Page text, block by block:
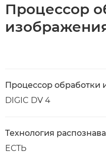
Процессор
Процессор обработки
DIGIC DV 4
Технология
ЕСТЬ